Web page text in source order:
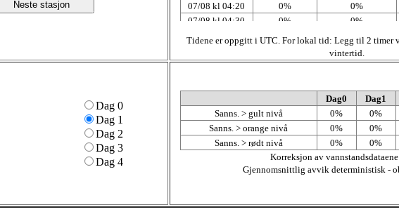
Neste stasjon
07/08 kl 04:20
0%
0%
07/08 kl 04:30
0%
0%
07/08 kl 04:40
0%
0%
0%
07/08 kl 05:00
0%
0%
07/08 kl 05:20
0%
0%
07/08 kl 05:30
0%
0%
07/08 kl 05:40
0%
0%
07/08 kl 05:50
0%
0%
07/08 kl 06:00
0%
0%
07/08 kl 06:10
0%
0%
Tidene er oppgitt i UTC. For lokal tid: Legg til 2 timer
vintertid.
Dag 0
Dag 1
Dag 2
Dag 3
Dag 4
Dag0
Dag1
Sanns. > gult nivå
0%
0%
Sanns. > orange nivå
0%
0%
Sanns. > rødt nivå
0%
0%
Korreksjon av
Gjennomsnittlig avvik deterministisk -